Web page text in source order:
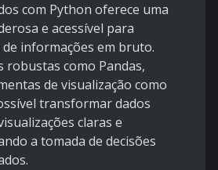
com Python oferece uma
e acessível para
informações em bruto.
robustas como Pandas,
de visualização como
transformar dados
claras e
a tomada de decisões